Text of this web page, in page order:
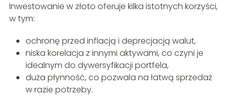
Inwestowanie w złoto oferuje kilka istotnych korzyści,
w tym:
ochronę przed inflacją i deprecjacją walut,
niska korelacja z innymi aktywami, co czyni je
idealnym do dywersyfikacji portfela,
duża płynność, co pozwala na łatwą sprzedaż
w razie potrzeby.